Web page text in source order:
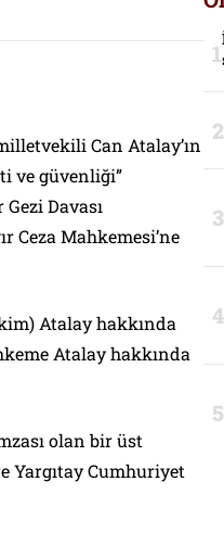
Can Atalay’ın
ve güvenliği”
Davası
Ceza Mahkemesi’ne
Atalay hakkında
Atalay hakkında
olan bir üst
Yargıtay Cumhuriyet